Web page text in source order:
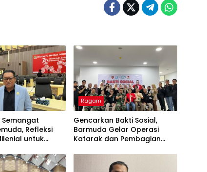
Refleksi
untuk
Ragam
Gencarkan Bakti Sosial,
Barmuda Gelar Operasi
Katarak dan Pembagian